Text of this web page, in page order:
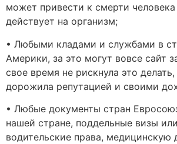
может привести к смерти человека
действует на организм;
• Любыми кладами и службами в
Америки, за это могут вовсе сайт
свое время не рискнула это делать,
дорожила репутацией и своими
• Любые документы стран
нашей стране, поддельные визы
водительские права, медицинскую